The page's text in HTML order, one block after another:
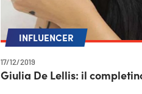
INFLUENCER
17/12/2019
Giulia De Lellis: il